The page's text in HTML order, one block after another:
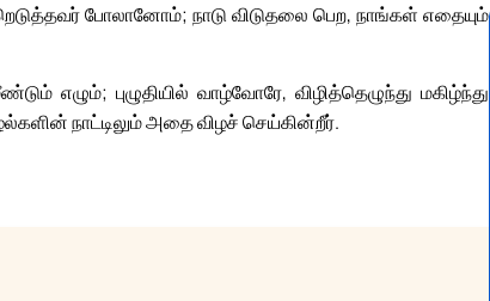
போலானோம்; நாடு விடுதலை பெற, நாங்கள் எதையும்
எழும்; புழுதியில் வாழ்வோரே, விழித்தெழுந்து மகிழ்ந்து
நாட்டிலும் அதை விழச் செய்கின்றீர்.